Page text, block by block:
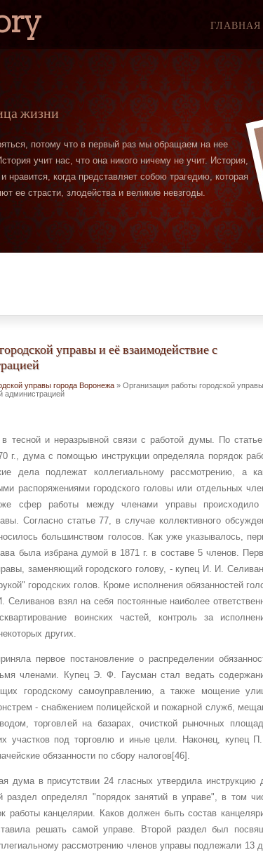
ГЛАВНАЯ
жизни
потому что в первый раз мы обращаем на нее
учит нас, что она никого ничему не учит. История,
нравится, когда представляет собою трагедию, которая
ее страсти, злодейства и великие невзгоды.
управы и её взаимодействие с
управы города Воронежа » Организация работы городской
администрацией
в тесной и неразрывной связи с работой думы. По
г., дума с помощью инструкции определяла порядок
дела подлежат коллегиальному рассмотрению, а
распоряжениями городского головы или отдельных
же сфер работы между членами управы
Согласно статье 77, в случае коллективного
большинством голосов. Как уже указывалось,
была избрана думой в 1871 г. в составе 5 членов.
заменяющий городского голову, - купец И. И.
городских голов. Кроме исполнения обязанностей
Селиванов взял на себя постоянные наиболее
воинских частей, контроль за
других.
первое постановление о распределении
членами. Купец Э. Ф. Гаусман стал ведать
городскому самоуправлению, а также мощение
- снабжением полицейской и пожарной служб,
торговлей на базарах, очисткой рыночных
участков под торговлю и иные цели. Наконец, купец
обязанности по сбору налогов[46].
дума в присутствии 24 гласных утвердила инструкцию
раздел определял "порядок занятий в управе", в том
работы канцелярии. Каков должен быть состав
решать самой управе. Второй раздел был
рассмотрению членов управы подлежали 13